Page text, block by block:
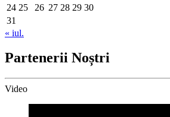
24 25 26 27 28 29 30
31
« iul.
Partenerii Noștri
Video